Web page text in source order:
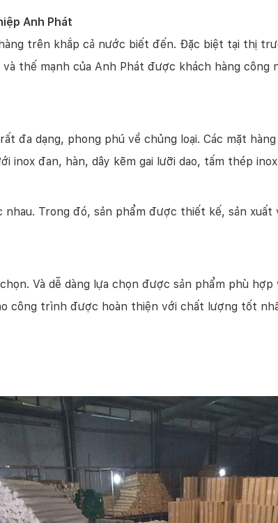
Anh Phát
trên khắp cả nước biết đến. Đặc biệt tại thị
thế mạnh của Anh Phát được khách hàng công
đa dạng, phong phú về chủng loại. Các mặt
inox đan, hàn, dây kẽm gai lưỡi dao, tấm thép
nhau. Trong đó, sản phẩm được thiết kế, sản
Và dễ dàng lựa chọn được sản phẩm phù
công trình được hoàn thiện với chất lượng tốt